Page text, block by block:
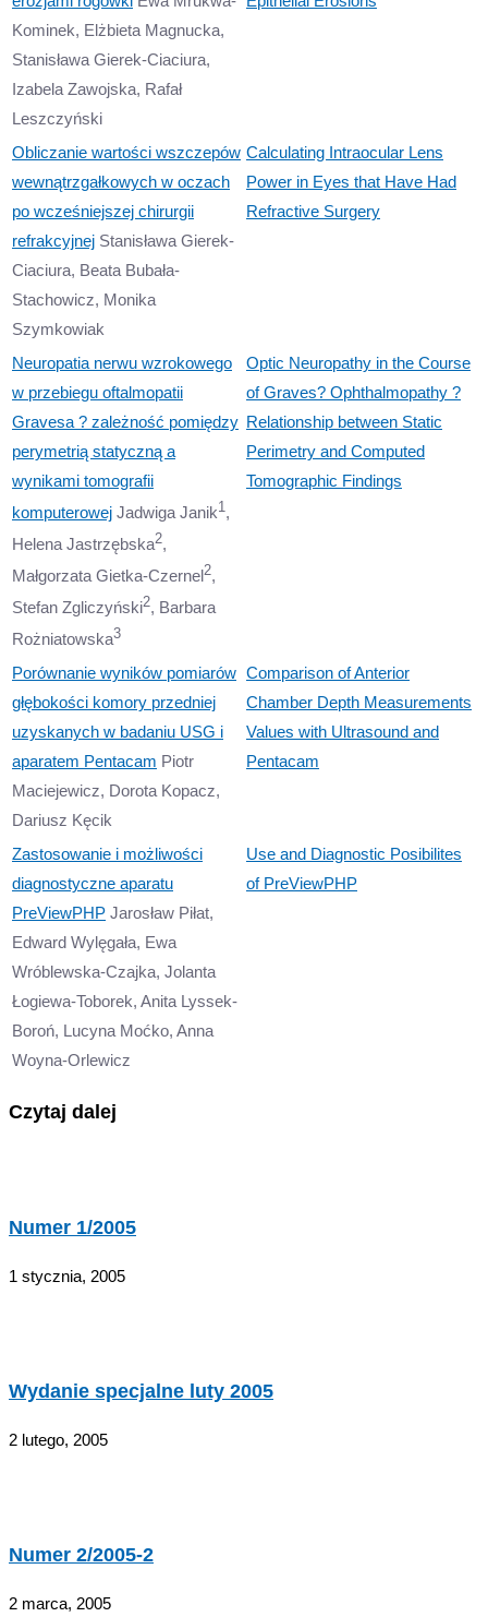
Kominek, Elżbieta Magnucka,
Stanisława Gierek-Ciaciura,
Izabela Zawojska, Rafał
Leszczyński
Obliczanie wartości wszczepów
wewnątrzgałkowych w oczach
po wcześniejszej chirurgii
refrakcyjnej Stanisława Gierek-
Ciaciura, Beata Bubała-
Stachowicz, Monika
Szymkowiak
Calculating Intraocular Lens
Power in Eyes that Have Had
Refractive Surgery
Neuropatia nerwu wzrokowego
w przebiegu oftalmopatii
Gravesa ? zależność pomiędzy
perymetrią statyczną a
wynikami tomografii
komputerowej Jadwiga Janik1,
Helena Jastrzębska2,
Małgorzata Gietka-Czernel2,
Stefan Zgliczyński2, Barbara
Rożniatowska3
Optic Neuropathy in the Course
of Graves? Ophthalmopathy ?
Relationship between Static
Perimetry and Computed
Tomographic Findings
Porównanie wyników pomiarów
głębokości komory przedniej
uzyskanych w badaniu USG i
aparatem Pentacam Piotr
Maciejewicz, Dorota Kopacz,
Dariusz Kęcik
Comparison of Anterior
Chamber Depth Measurements
Values with Ultrasound and
Pentacam
Zastosowanie i możliwości
diagnostyczne aparatu
PreViewPHP Jarosław Piłat,
Edward Wylęgała, Ewa
Wróblewska-Czajka, Jolanta
Łogiewa-Toborek, Anita Lyssek-
Boroń, Lucyna Moćko, Anna
Woyna-Orlewicz
Use and Diagnostic Posibilites
of PreViewPHP
Czytaj dalej
Numer 1/2005
1 stycznia, 2005
Wydanie specjalne luty 2005
2 lutego, 2005
Numer 2/2005-2
2 marca, 2005